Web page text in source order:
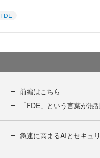
FDE
前編はこちら
「FDE」という言葉が
急速に高まるAIとセキュ